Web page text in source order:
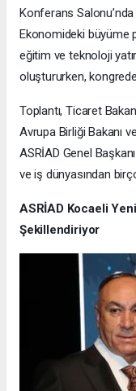
Konferans Salonu’nda
Ekonomideki büyüme
eğitim ve teknoloji
oluştururken,
Toplantı, Ticaret Bakan
Avrupa Birliği Bakanı
ASRİAD Genel Başkanı
ve iş dünyasından
ASRİAD Kocaeli
Şekillendiriyor